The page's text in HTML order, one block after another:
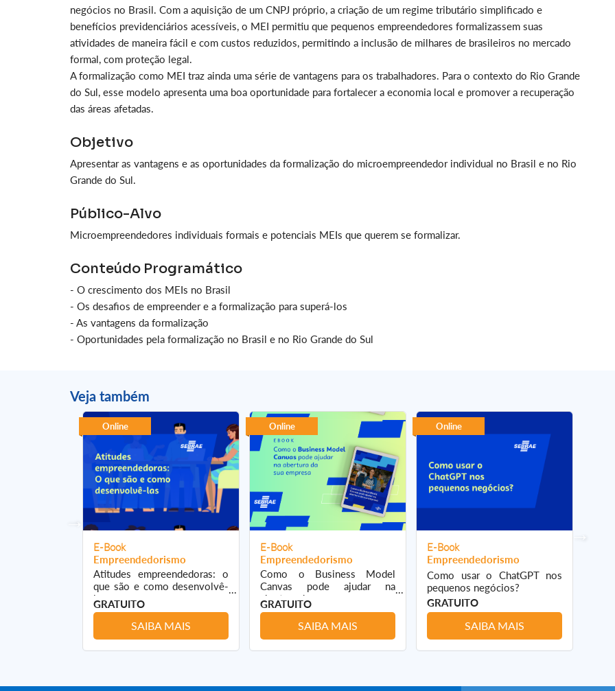
negócios no Brasil. Com a aquisição de um CNPJ próprio, a criação de um regime tributário simplificado e
benefícios previdenciários acessíveis, o MEI permitiu que pequenos empreendedores formalizassem suas
atividades de maneira fácil e com custos reduzidos, permitindo a inclusão de milhares de brasileiros no mercado
formal, com proteção legal.
A formalização como MEI traz ainda uma série de vantagens para os trabalhadores. Para o contexto do Rio Grande
do Sul, esse modelo apresenta uma boa oportunidade para fortalecer a economia local e promover a recuperação
das áreas afetadas.
Objetivo
Apresentar as vantagens e as oportunidades da formalização do microempreendedor individual no Brasil e no Rio
Grande do Sul.
Público-Alvo
Microempreendedores individuais formais e potenciais MEIs que querem se formalizar.
Conteúdo Programático
- O crescimento dos MEIs no Brasil
- Os desafios de empreender e a formalização para superá-los
- As vantagens da formalização
- Oportunidades pela formalização no Brasil e no Rio Grande do Sul
Veja também
Online
E-Book
Empreendedorismo
Atitudes empreendedoras: o
que são e como desenvolvê-
las
GRATUITO
SAIBA MAIS
Online
E-Book
Empreendedorismo
Como o Business Model
Canvas pode ajudar na
abertura da sua empresa.
GRATUITO
SAIBA MAIS
Online
E-Book
Empreendedorismo
Como usar o ChatGPT nos
pequenos negócios?
GRATUITO
SAIBA MAIS